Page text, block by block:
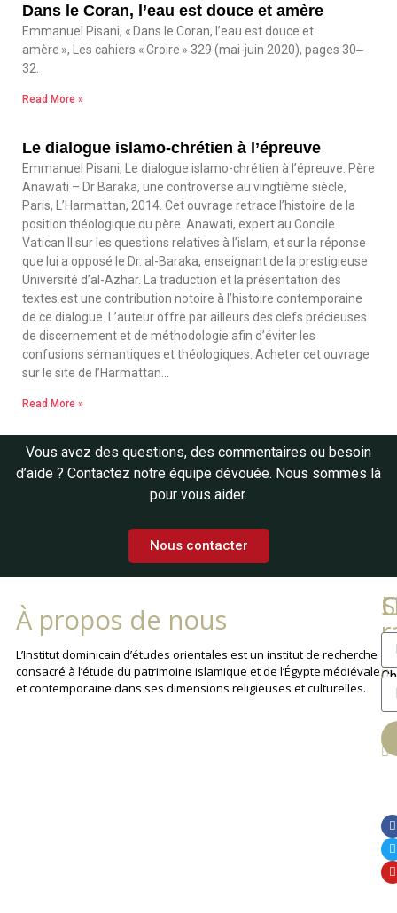
Dans le Coran, l’eau est douce et amère
Emmanuel Pisani, « Dans le Coran, l’eau est douce et
amère », Les cahiers « Croire » 329 (mai-juin 2020), pages 30‒
32.
Read More »
Le dialogue islamo-chrétien à l’épreuve
Emmanuel Pisani, Le dialogue islamo-chrétien à l’épreuve. Père
Anawati – Dr Baraka, une controverse au vingtième siècle,
Paris, L’Harmattan, 2014. Cet ouvrage retrace l’histoire de la
position théologique du père Anawati, expert au Concile
Vatican II sur les questions relatives à l’islam, et sur la réponse
que lui a opposé le Dr. al-Baraka, enseignant de la prestigieuse
Université d’al-Azhar. La traduction et la présentation des
textes est une contribution notoire à l’histoire contemporaine
de ce dialogue. L’auteur offre par ailleurs des clefs précieuses
de discernement et de méthodologie afin d’éviter les
confusions sémantiques et théologiques. Acheter cet ouvrage
sur le site de l’Harmattan…
Read More »
Vous avez des questions, des commentaires ou besoin
d’aide ? Contactez notre équipe dévouée. Nous sommes là
pour vous aider.
Nous contacter
À propos de nous
L’Institut dominicain d’études orientales est un institut de recherche
consacré à l’étude du patrimoine islamique et de l’Égypte médiévale
et contemporaine dans ses dimensions religieuses et culturelles.
La